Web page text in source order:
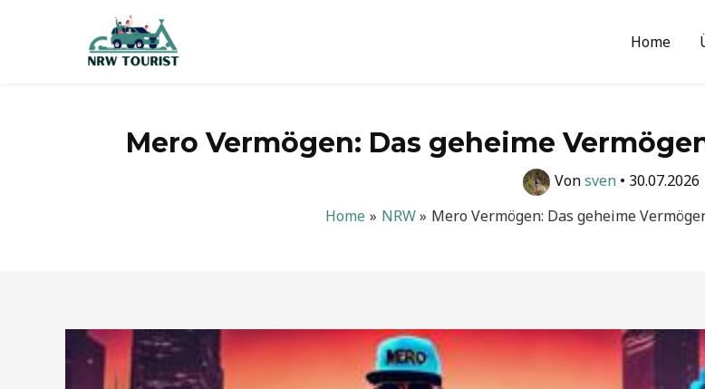
Home
Mero Vermögen: Das geheime
Vonsven • 30.07.2026
Home
NRW Mero Vermögen: Das geheime